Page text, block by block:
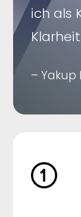
ich als
– Yakup